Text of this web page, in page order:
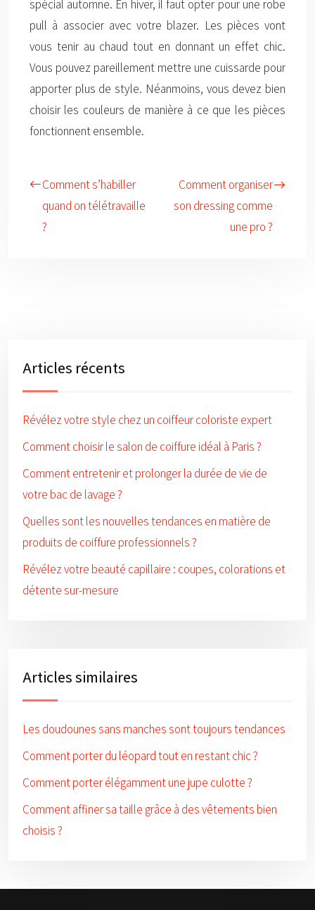
spécial automne. En hiver, il faut opter pour une robe
pull à associer avec votre blazer. Les pièces vont
vous tenir au chaud tout en donnant un effet chic.
Vous pouvez pareillement mettre une cuissarde pour
apporter plus de style. Néanmoins, vous devez bien
choisir les couleurs de manière à ce que les pièces
fonctionnent ensemble.
Comment s’habiller
quand on télétravaille
?
Comment organiser
son dressing comme
une pro ?
Articles récents
Révélez votre style chez un coiffeur coloriste expert
Comment choisir le salon de coiffure idéal à Paris ?
Comment entretenir et prolonger la durée de vie de
votre bac de lavage ?
Quelles sont les nouvelles tendances en matière de
produits de coiffure professionnels ?
Révélez votre beauté capillaire : coupes, colorations et
détente sur-mesure
Articles similaires
Les doudounes sans manches sont toujours tendances
Comment porter du léopard tout en restant chic ?
Comment porter élégamment une jupe culotte ?
Comment affiner sa taille grâce à des vêtements bien
choisis ?